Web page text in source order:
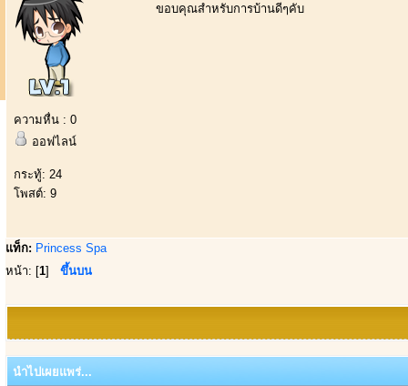
ความหื่น : 0
ออฟไลน์
กระทู้: 24
โพสต์: 9
ขอบคุณสำหรับการบ้านดีๆคับ
แท็ก: Princess Spa
หน้า: [1] ขึ้นบน
นำไปเผยแพร่...